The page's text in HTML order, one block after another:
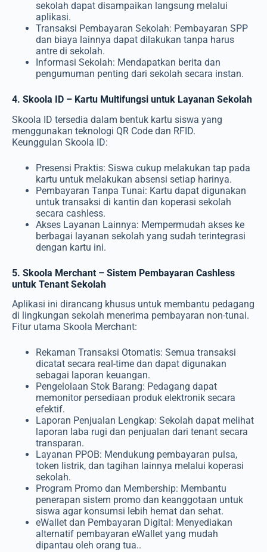
sekolah dapat disampaikan langsung melalui
aplikasi.
Transaksi Pembayaran Sekolah: Pembayaran SPP
dan biaya lainnya dapat dilakukan tanpa harus
antre di sekolah.
Informasi Sekolah: Mendapatkan berita dan
pengumuman penting dari sekolah secara instan.
4. Skoola ID – Kartu Multifungsi untuk Layanan Sekolah
Skoola ID tersedia dalam bentuk kartu siswa yang
menggunakan teknologi QR Code dan RFID.
Keunggulan Skoola ID:
Presensi Praktis: Siswa cukup melakukan tap pada
kartu untuk melakukan absensi setiap harinya.
Pembayaran Tanpa Tunai: Kartu dapat digunakan
untuk transaksi di kantin dan koperasi sekolah
secara cashless.
Akses Layanan Lainnya: Mempermudah akses ke
berbagai layanan sekolah yang sudah terintegrasi
dengan kartu ini.
5. Skoola Merchant – Sistem Pembayaran Cashless
untuk Tenant Sekolah
Aplikasi ini dirancang khusus untuk membantu pedagang
di lingkungan sekolah menerima pembayaran non-tunai.
Fitur utama Skoola Merchant:
Rekaman Transaksi Otomatis: Semua transaksi
dicatat secara real-time dan dapat digunakan
sebagai laporan keuangan.
Pengelolaan Stok Barang: Pedagang dapat
memonitor persediaan produk elektronik secara
efektif.
Laporan Penjualan Lengkap: Sekolah dapat melihat
laporan laba rugi dan penjualan dari tenant secara
transparan.
Layanan PPOB: Mendukung pembayaran pulsa,
token listrik, dan tagihan lainnya melalui koperasi
sekolah.
Program Promo dan Membership: Membantu
penerapan sistem promo dan keanggotaan untuk
siswa agar konsumsi lebih hemat dan sehat.
eWallet dan Pembayaran Digital: Menyediakan
alternatif pembayaran eWallet yang mudah
dipantau oleh orang tua..